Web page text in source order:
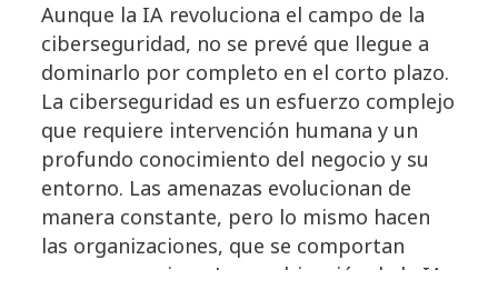
Aunque la IA revoluciona el campo de la
ciberseguridad, no se prevé que llegue a
dominarlo por completo en el corto plazo.
La ciberseguridad es un esfuerzo complejo
que requiere intervención humana y un
profundo conocimiento del negocio y su
entorno. Las amenazas evolucionan de
manera constante, pero lo mismo hacen
las organizaciones, que se comportan
como seres vivos. La combinación de la IA